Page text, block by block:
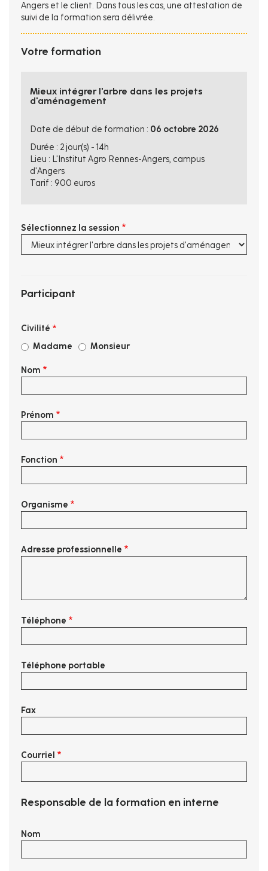
Angers et le client. Dans tous les cas, une attestation de
suivi de la formation sera délivrée.
Votre formation
Mieux intégrer l'arbre dans les projets
d'aménagement
Date de début de formation : 06 octobre 2026
Durée : 2 jour(s) - 14h
Lieu : L'Institut Agro Rennes-Angers, campus
d'Angers
Tarif : 900 euros
Sélectionnez la session
Participant
Civilité
Madame
Monsieur
Nom
Prénom
Fonction
Organisme
Adresse professionnelle
Téléphone
Téléphone portable
Fax
Courriel
Responsable de la formation en interne
Nom